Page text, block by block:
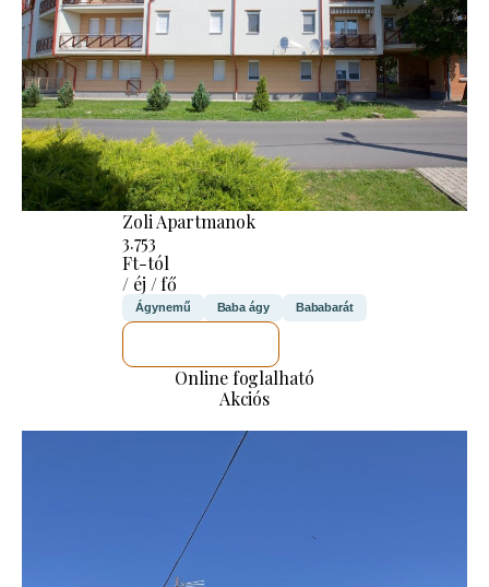
Zoli Apartmanok
3.753
Ft-tól
/ éj / fő
Ágynemű Baba ágy Bababarát
Online foglalható
Akciós